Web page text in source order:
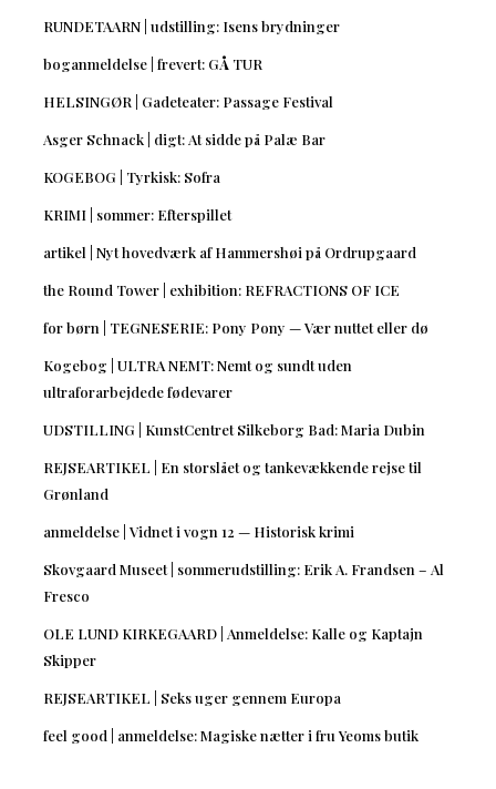
RUNDETAARN | udstilling: Isens brydninger
boganmeldelse | frevert: GÅ TUR
HELSINGØR | Gadeteater: Passage Festival
Asger Schnack | digt: At sidde på Palæ Bar
KOGEBOG | Tyrkisk: Sofra
KRIMI | sommer: Efterspillet
artikel | Nyt hovedværk af Hammershøi på Ordrupgaard
the Round Tower | exhibition: REFRACTIONS OF ICE
for børn | TEGNESERIE: Pony Pony — Vær nuttet eller dø
Kogebog | ULTRA NEMT: Nemt og sundt uden
ultraforarbejdede fødevarer
UDSTILLING | KunstCentret Silkeborg Bad: Maria Dubin
REJSEARTIKEL | En storslået og tankevækkende rejse til
Grønland
anmeldelse | Vidnet i vogn 12 — Historisk krimi
Skovgaard Museet | sommerudstilling: Erik A. Frandsen – Al
Fresco
OLE LUND KIRKEGAARD | Anmeldelse: Kalle og Kaptajn
Skipper
REJSEARTIKEL | Seks uger gennem Europa
feel good | anmeldelse: Magiske nætter i fru Yeoms butik